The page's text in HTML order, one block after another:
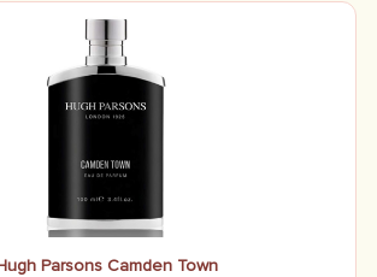
Parsons Camden Town